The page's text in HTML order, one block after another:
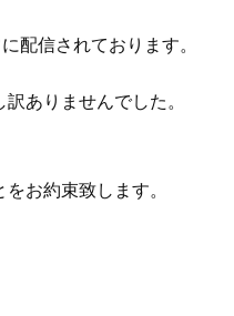
配信されております。
ありませんでした。
お約束致します。